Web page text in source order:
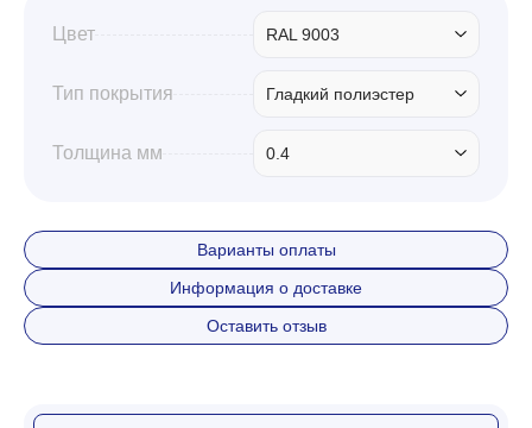
Цвет RAL 9003
Тип покрытия Гладкий полиэстер
Толщина мм 0.4
Варианты оплаты
Информация о доставке
Оставить отзыв